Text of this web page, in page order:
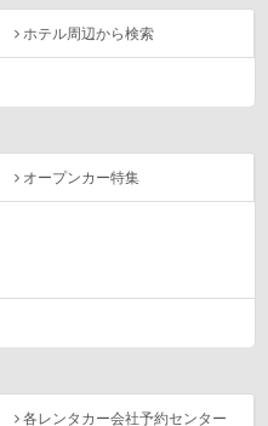
ホテル周辺から検索
オープンカー特集
各レンタカー会社予約センター